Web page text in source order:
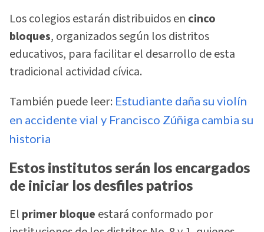
Los colegios estarán distribuidos en cinco
bloques, organizados según los distritos
educativos, para facilitar el desarrollo de esta
tradicional actividad cívica.
También puede leer: Estudiante daña su violín
en accidente vial y Francisco Zúñiga cambia su
historia
Estos institutos serán los encargados
de iniciar los desfiles patrios
El primer bloque estará conformado por